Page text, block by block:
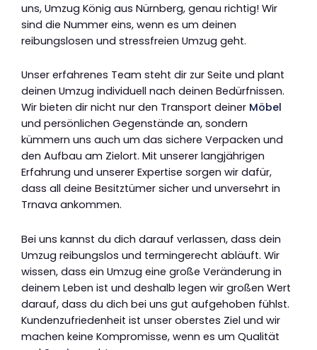
uns, Umzug König aus Nürnberg, genau richtig! Wir
sind die Nummer eins, wenn es um deinen
reibungslosen und stressfreien Umzug geht.
Unser erfahrenes Team steht dir zur Seite und plant
deinen Umzug individuell nach deinen Bedürfnissen.
Wir bieten dir nicht nur den Transport deiner Möbel
und persönlichen Gegenstände an, sondern
kümmern uns auch um das sichere Verpacken und
den Aufbau am Zielort. Mit unserer langjährigen
Erfahrung und unserer Expertise sorgen wir dafür,
dass all deine Besitztümer sicher und unversehrt in
Trnava ankommen.
Bei uns kannst du dich darauf verlassen, dass dein
Umzug reibungslos und termingerecht abläuft. Wir
wissen, dass ein Umzug eine große Veränderung in
deinem Leben ist und deshalb legen wir großen Wert
darauf, dass du dich bei uns gut aufgehoben fühlst.
Kundenzufriedenheit ist unser oberstes Ziel und wir
machen keine Kompromisse, wenn es um Qualität